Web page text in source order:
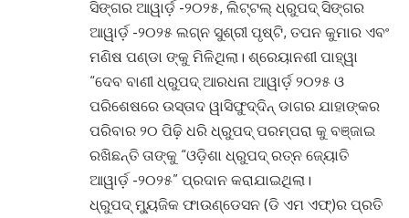
ସିଙ୍ଗର ଆୱାର୍ଡ଼ -୨୦୨୫, ଲିଟ୍ଟଲ୍ ଧ୍ରୁପଦ୍ ସିଙ୍ଗର
ଆୱାର୍ଡ଼ -୨୦୨୫ ଲଗ୍ନ ସୁଶ୍ରୀ ପୃଷ୍ଟି, ତପନ କୁମାର ଏବଂ
ମଣିଷ ପଣ୍ଡା ଙ୍କୁ ମିଳିଥିଲା। ଶ୍ରେୟାନଶୀ ପାହ୍ୱା
“ଦେବ ବାଣୀ ଧ୍ରୁପଦ୍ ଆରଧନା ଆୱାର୍ଡ଼ ୨୦୨୫ ଓ
ପରିଶେଷରେ ଉସ୍ତାଦ ୱାସିଫୁଦ୍ଦିନ୍ ଡାଗର ଯାହାଙ୍କର
ପରିବାର ୨୦ ପିଢ଼ି ଧରି ଧ୍ରୁପଦ୍ ପରମ୍ପରା କୁ ବଞ୍ଜାଇ
ରଖିଛନ୍ତି ତାଙ୍କୁ “ଓଡ଼ିଶା ଧ୍ରୁପଦ୍ ରତ୍ନ ଜ୍ୟୋତି
ଆୱାର୍ଡ଼ -୨୦୨୫” ପ୍ରଦାନ କରାଯାଇଥିଲା।
ଧ୍ରୁପଦ୍ ମ୍ୟୁଜିକ ଫାଉଣ୍ଡେସନ (ଡି ଏମ ଏଫ୍)ର ପ୍ରତି